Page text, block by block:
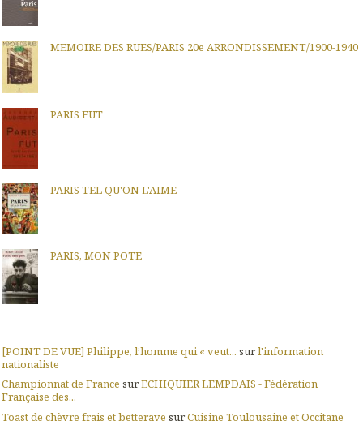
MEMOIRE DES RUES/PARIS 20e ARRONDISSEMENT/1900-1940
PARIS FUT
PARIS TEL QU'ON L'AIME
PARIS, MON POTE
[POINT DE VUE] Philippe, l’homme qui « veut... surl'information
nationaliste
Championnat de France surECHIQUIER LEMPDAIS - Fédération
Française des...
Toast de chèvre frais et betterave surCuisine Toulousaine et Occitane